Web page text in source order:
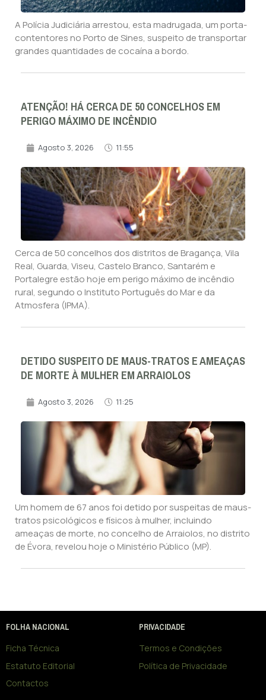
A Polícia Judiciária arrestou, esta madrugada, um porta-
contentores no Porto de Sines, suspeito de transportar
grandes quantidades de cocaína a bordo.
ATENÇÃO! HÁ CERCA DE 50 CONCELHOS EM
PERIGO MÁXIMO DE INCÊNDIO
Agosto 3, 2026 11:55
Cerca de 50 concelhos dos distritos de Bragança, Vila
Real, Guarda, Viseu, Castelo Branco, Santarém e
Portalegre estão hoje em perigo máximo de incêndio
rural, segundo o Instituto Português do Mar e da
Atmosfera (IPMA).
DETIDO SUSPEITO DE MAUS-TRATOS E AMEAÇAS
DE MORTE À MULHER EM ARRAIOLOS
Agosto 3, 2026 11:25
Um homem de 67 anos foi detido por suspeitas de maus-
tratos psicológicos e físicos à mulher, incluindo
ameaças de morte, no concelho de Arraiolos, no distrito
de Évora, revelou hoje o Ministério Público (MP).
FOLHA NACIONAL
Ficha Técnica
Estatuto Editorial
Contactos
PRIVACIDADE
Termos e Condições
Política de Privacidade